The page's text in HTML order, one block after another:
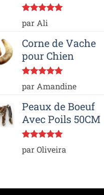
Note 5sur
5
par Ali
Corne de Vache
pour Chien
Note
5
par Amandine
Peaux de Boeuf
Avec Poils 50CM
Note5sur
5
par Oliveira